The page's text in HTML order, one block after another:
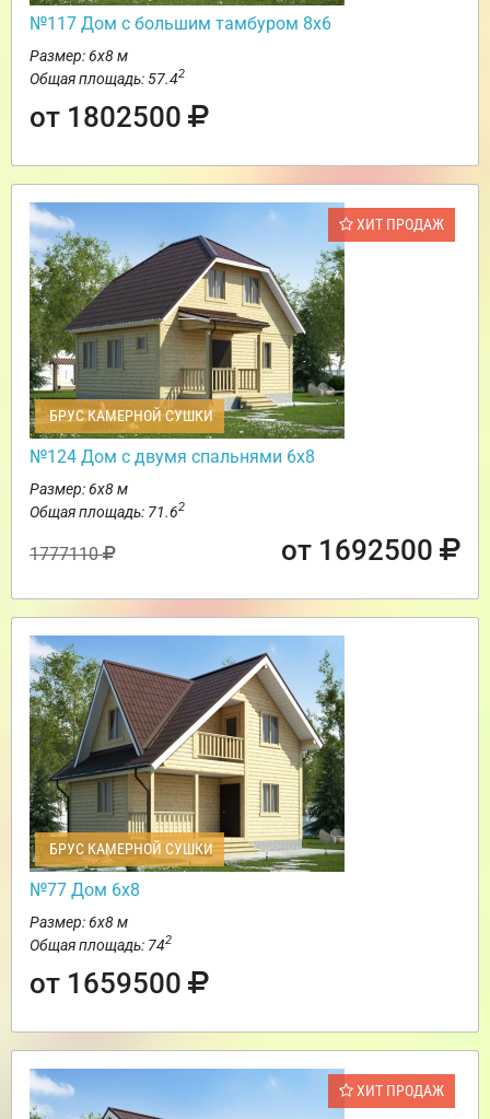
№117 Дом с большим тамбуром 8х6
Размер: 6х8 м
Общая площадь: 57.42
от 1802500
ХИТ ПРОДАЖ
БРУС КАМЕРНОЙ СУШКИ
№124 Дом с двумя спальнями 6х8
Размер: 6х8 м
Общая площадь: 71.62
1777110 от 1692500
БРУС КАМЕРНОЙ СУШКИ
№77 Дом 6х8
Размер: 6х8 м
Общая площадь: 742
от 1659500
ХИТ ПРОДАЖ